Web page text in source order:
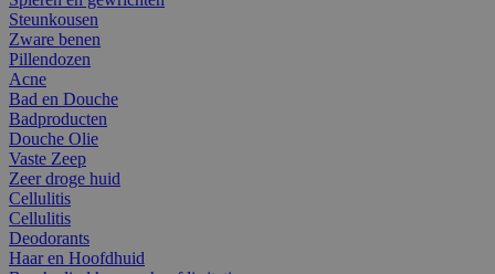
Steunkousen
Zware benen
Pillendozen
Acne
Bad en Douche
Badproducten
Douche Olie
Vaste Zeep
Zeer droge huid
Cellulitis
Cellulitis
Deodorants
Haar en Hoofdhuid